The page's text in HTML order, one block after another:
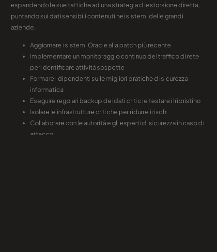
espandendo le sue tattiche ad una strategia di estorsione diretta,
puntando sui dati sensibili contenuti nei sistemi delle grandi
aziende.
Aggiornare i sistemi Oracle alla patch più recente
Implementare un monitoraggio continuo del traffico di rete
per identificare attività sospette
Formare i dipendenti sulle migliori pratiche di sicurezza
informatica
Eseguire regolari backup dei dati critici e testare il ripristino
Isolare le infrastrutture critiche per ridurre i rischi
Collaborare con le autorità e gli esperti di sicurezza in caso di
attacco.